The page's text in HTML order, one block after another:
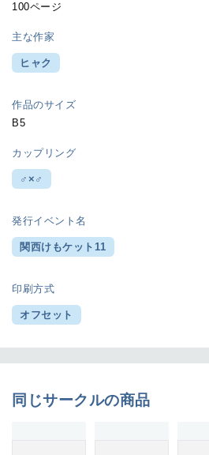
100ページ
主な作家
ヒャク
作品のサイズ
B5
カップリング
♂×♂
発行イベント名
関西けもケット11
印刷方式
オフセット
同じサークルの商品